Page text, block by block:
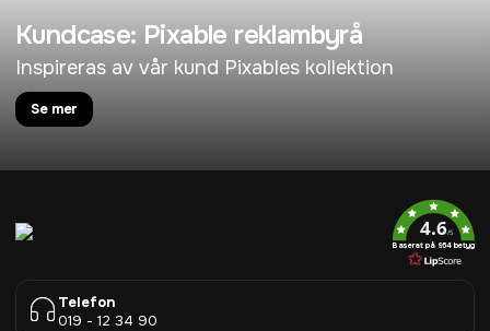
Kundcase: Pixable reklambyrå
Inspireras av vår kund Pixables kollektion
Se mer
4.6/5
Baserat på 954 betyg
Telefon
019 - 12 34 90